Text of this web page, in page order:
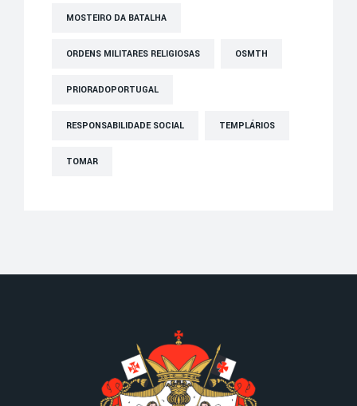
MOSTEIRO DA BATALHA
ORDENS MILITARES RELIGIOSAS OSMTH
PRIORADOPORTUGAL
RESPONSABILIDADE SOCIAL TEMPLÁRIOS
TOMAR